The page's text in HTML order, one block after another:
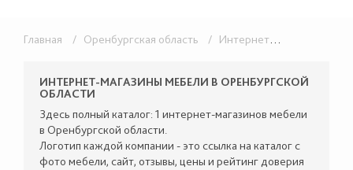
Главная / Оренбургская область / Интернет-магазины
ИНТЕРНЕТ-МАГАЗИНЫ МЕБЕЛИ В ОРЕНБУРГСКОЙ
ОБЛАСТИ
Здесь полный каталог: 1 интернет-магазинов мебели
в Оренбургской области.
Логотип каждой компании - это ссылка на каталог с
фото мебели, сайт, отзывы, цены и рейтинг доверия